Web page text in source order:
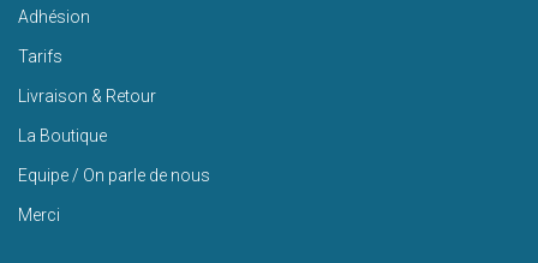
Adhésion
Tarifs
Livraison & Retour
La Boutique
Equipe / On parle de nous
Merci